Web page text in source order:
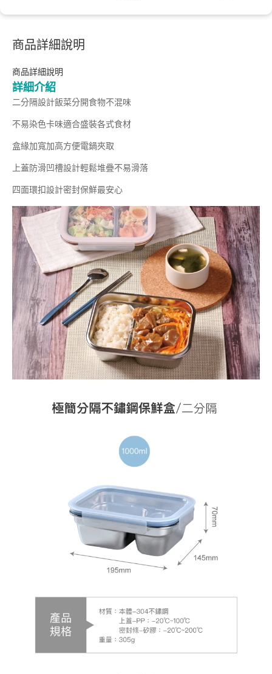
商品詳細說明
商品詳細說明
詳細介紹
二分隔設計飯菜分開食物不混味
不易染色卡味適合盛裝各式食材
盒緣加寬加高方便電鍋夾取
上蓋防滑凹槽設計輕鬆堆疊不易滑落
四面環扣設計密封保鮮最安心